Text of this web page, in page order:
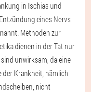
in Ischias und
eines Nervs
Methoden zur
dienen in der Tat nur
unwirksam, da eine
der Krankheit, nämlich
nicht